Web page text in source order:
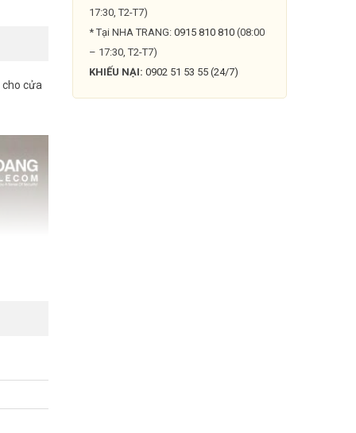
cửa
17:30, T2-T7)
* Tại NHA TRANG: 0915 810 810 (08:00
– 17:30, T2-T7)
KHIẾU NẠI: 0902 51 53 55 (24/7)